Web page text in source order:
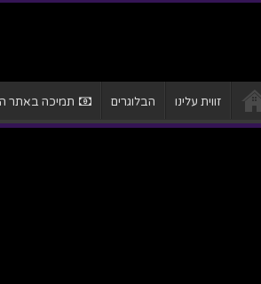
זווית עלינו הבלוגרים תמיכה באתר